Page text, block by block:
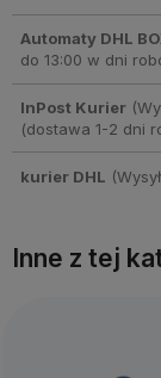
Automaty DHL
do 13:00 w dni
InPost Kurier
(dostawa 1-2 dni
kurier DHL
Inne z tej